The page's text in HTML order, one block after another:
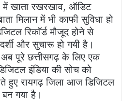
में खाता रखरखाव, ऑडिट
मिलान में भी काफी सुविधा हो
रिकॉर्ड मौजूद होने से
और सुचारू हो गयी है।
पूरे छत्तीसगढ़ के लिए एक
इंडिया की सोच को
हुए रायगढ़ जिला आज डिजिटल
गया है।